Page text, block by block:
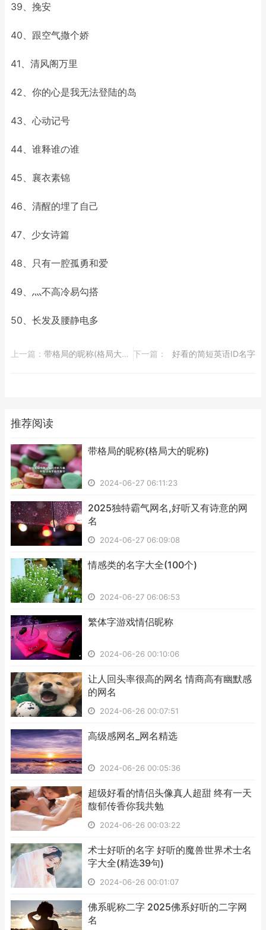
39、挽安
40、跟空气撒个娇
41、清风阁万里
42、你的心是我无法登陆的岛
43、心动记号
44、谁释谁の谁
45、襄衣素锦
46、清醒的埋了自己
47、少女诗篇
48、只有一腔孤勇和爱
49、灬不高冷易勾搭
50、长发及腰静电多
上一篇： ​带格局的昵称(格局大的昵称) 下一篇： ​好看的简短英语ID名字
推荐阅读
​带格局的昵称(格局大的昵称)
2024-06-27 06:11:23
​2025独特霸气网名,好听又有诗意的网
名
2024-06-27 06:09:08
​情感类的名字大全(100个)
2024-06-27 06:06:53
​繁体字游戏情侣昵称
2024-06-26 00:10:06
​让人回头率很高的网名 情商高有幽默感
的网名
2024-06-26 00:07:51
​高级感网名_网名精选
2024-06-26 00:05:36
​超级好看的情侣头像真人超甜 终有一天
馥郁传香你我共勉
2024-06-26 00:03:22
​术士好听的名字 好听的魔兽世界术士名
字大全(精选39句)
2024-06-26 00:01:07
​佛系昵称二字 2025佛系好听的二字网
名